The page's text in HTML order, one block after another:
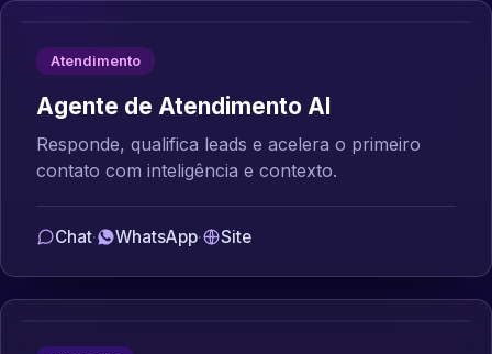
Atendimento
Agente de Atendimento AI
Responde, qualifica leads e acelera o primeiro
contato com inteligência e contexto.
Chat· WhatsApp· Site